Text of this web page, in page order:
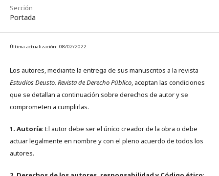
Sección
Portada
Última actualización: 08/02/2022
Los autores, mediante la entrega de sus manuscritos a la revista
Estudios Deusto. Revista de Derecho Público, aceptan las condiciones
que se detallan a continuación sobre derechos de autor y se
comprometen a cumplirlas.
1. Autoría: El autor debe ser el único creador de la obra o debe
actuar legalmente en nombre y con el pleno acuerdo de todos los
autores.